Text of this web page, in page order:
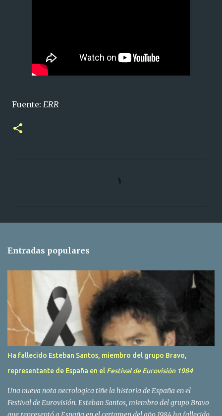
Fuente: ERR
r
s
Entradas populares
Ha fallecido Esteban Santos, miembro del grupo Bravo,
representante de España en el Festival de Eurovisión 1984
Una nueva nota necrologica tiñe la historia de España en el
Festival de Eurovisión. Esteban Santos, miembro del grupo Bravo